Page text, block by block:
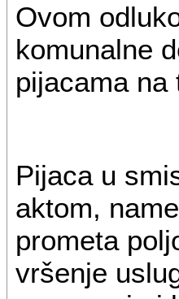
Ovom
komunalne
pijacama na
Pijaca u
aktom,
prometa
vršenje